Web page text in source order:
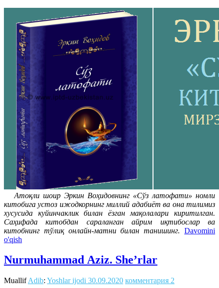
Атоқли шоир Эркин Воҳидовнинг «Сўз латофати» номли
китобига устоз ижодкорнинг миллий адабиёт ва она тилимиз
хусусида куйинчаклик билан ёзган мақолалари киритилган.
Саҳифада китобдан сараланган айрим иқтибослар ва
китобнинг тўлиқ онлайн-матни билан танишинг. Davomini
o'qish
Nurmuhammad Аziz. Sheʼrlar
MuallifAdib: Yoshlar ijodi 30.09.2020 комментария 2